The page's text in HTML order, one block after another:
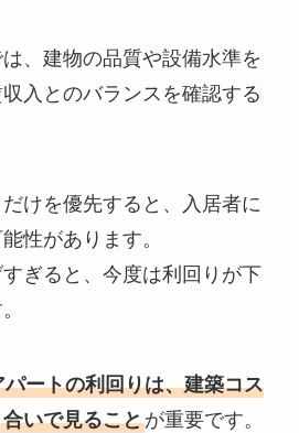
、建物の品質や設備水準を
入とのバランスを確認する
けを優先すると、入居者に
性があります。
ぎると、今度は利回りが下
パートの利回りは、建築コス
いで見ることが重要です。